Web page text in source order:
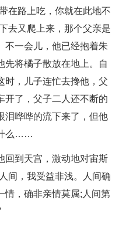
在路上吃，你就在此地不
去又爬上来，那个父亲是
不一会儿，他已经抱着朱
先将橘子散放在地上。自
时，儿子连忙去搀他，父
开了，父子二人还不断的
泪哗哗的流下来了，但他
么……
回到天宫，激动地对宙斯
间，我受益非浅。人间确
情，确非亲情莫属;人间第